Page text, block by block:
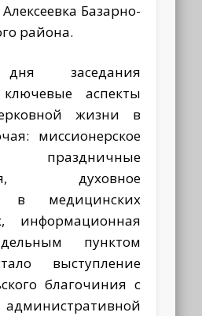
Базарно-
района.
заседания
аспекты
жизни в
миссионерское
праздничные
духовное
в медицинских
информационная
пунктом
выступление
благочиния с